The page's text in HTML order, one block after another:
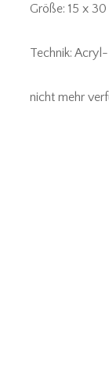
Größe: 15 x
Technik:
nicht mehr